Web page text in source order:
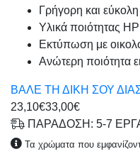
Γρήγορη και
Υλικά ποιότητας HP
Εκτύπωση με
Ανώτερη ποιότητα
ΒΑΛΕ ΤΗ ΔΙΚΗ ΣΟΥ
23,10€33,00€
ΠΑΡΑΔΟΣΗ: 5-7
Τα χρώματα που